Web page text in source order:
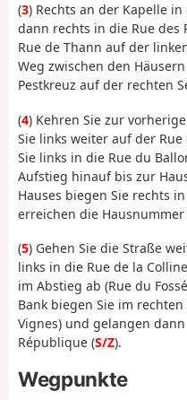
(3) Rechts an der Kapelle
dann rechts in die Rue
Rue de Thann auf der
Weg zwischen den
Pestkreuz auf der rechten
(4) Kehren Sie zur
Sie links weiter auf der
Sie links in die Rue du
Aufstieg hinauf bis zur
Hauses biegen Sie rechts
erreichen die
(5) Gehen Sie die Straße
links in die Rue de la
im Abstieg ab (Rue du
Bank biegen Sie im
Vignes) und gelangen
République (S/Z).
Wegpunkte